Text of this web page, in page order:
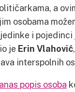
a
osobama
i
je Erin Vlahović
interspolnih
popis osoba